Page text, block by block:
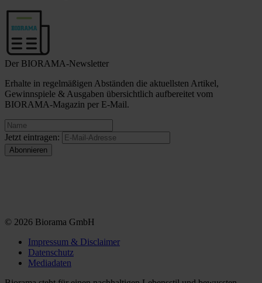
Der BIORAMA-Newsletter
Erhalte in regelmäßigen Abständen die aktuellsten Artikel,
Gewinnspiele & Ausgaben übersichtlich aufbereitet vom
BIORAMA-Magazin per E-Mail.
Jetzt eintragen:
© 2026 Biorama GmbH
Impressum & Disclaimer
Datenschutz
Mediadaten